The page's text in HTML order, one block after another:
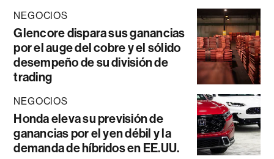
NEGOCIOS
Glencore dispara sus ganancias
por el auge del cobre y el sólido
desempeño de su división de
trading
NEGOCIOS
Honda eleva su previsión de
ganancias por el yen débil y la
demanda de híbridos en EE.UU.